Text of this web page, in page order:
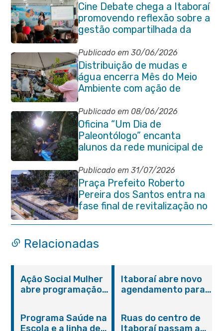
Cine Debate chega a Itaboraí
promovendo reflexão sobre a
gestão compartilhada da
Baía de Guanabara
Publicado em 30/06/2026
Distribuição de mudas e
água encerra Mês do Meio
Ambiente com ação de
conscientização em Manilha
Publicado em 08/06/2026
Oficina “Um Dia de
Paleontólogo” encanta
alunos da rede municipal de
Itaboraí
Publicado em 31/07/2026
Praça Prefeito Roberto
Pereira dos Santos entra na
fase final de revitalização no
Centro de Itaboraí
Relacionadas
Ação Social Mulher
abre programação
serviços gratuitos e
Itaboraí abre novo
agendamento para
Programa Saúde na
Escola e a linha de
Ruas do centro de
Itaboraí passam a